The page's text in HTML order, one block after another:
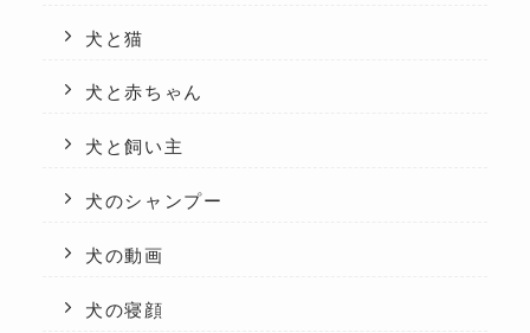
犬と猫
犬と赤ちゃん
犬と飼い主
犬のシャンプー
犬の動画
犬の寝顔